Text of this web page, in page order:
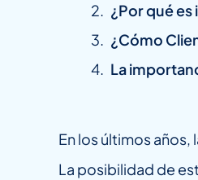
¿Por qué
¿Cómo
La
En los últimos años,
La posibilidad de